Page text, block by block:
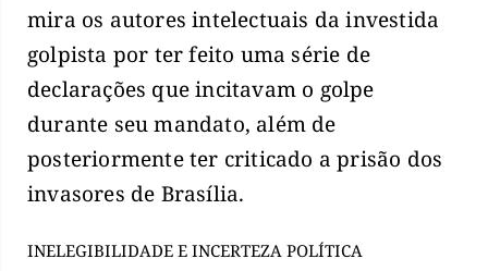
mira os autores intelectuais da investida
golpista por ter feito uma série de
declarações que incitavam o golpe
durante seu mandato, além de
posteriormente ter criticado a prisão dos
invasores de Brasília.
INELEGIBILIDADE E INCERTEZA POLÍTICA